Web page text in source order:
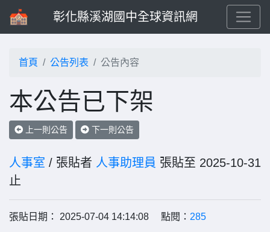
彰化縣溪湖國中全球資訊網
首頁 公告列表 公告內容
本公告已下架
上一則公告 下一則公告
人事室 / 張貼者 人事助理員 張貼至 2025-10-31
止
張貼日期： 2025-07-04 14:14:08 點閱： 285